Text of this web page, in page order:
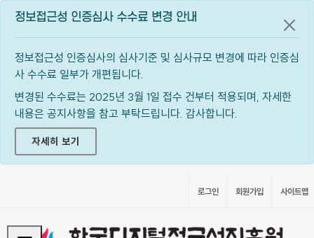
정보접근성 인증심사 수수료 변경 안내
정보접근성 인증심사의 심사기준 및 심사규모 변경에 따라 인증심
사 수수료 일부가 개편됩니다.
변경된 수수료는 2025년 3월 1일 접수 건부터 적용되며, 자세한
내용은 공지사항을 참고 부탁드립니다. 감사합니다.
자세히 보기
공지
로그인 회원가입 사이트맵